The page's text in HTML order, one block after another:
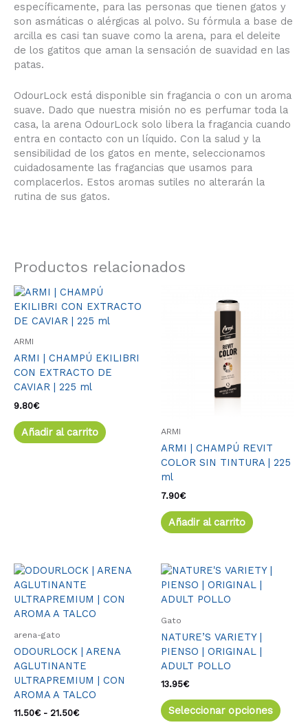
específicamente, para las personas que tienen gatos y
son asmáticas o alérgicas al polvo. Su fórmula a base de
arcilla es casi tan suave como la arena, para el deleite
de los gatitos que aman la sensación de suavidad en las
patas.
OdourLock está disponible sin fragancia o con un aroma
suave. Dado que nuestra misión no es perfumar toda la
casa, la arena OdourLock solo libera la fragancia cuando
entra en contacto con un líquido. Con la salud y la
sensibilidad de los gatos en mente, seleccionamos
cuidadosamente las fragancias que usamos para
complacerlos. Estos aromas sutiles no alterarán la
rutina de sus gatos.
Productos relacionados
ARMI
ARMI | CHAMPÚ EKILIBRI
CON EXTRACTO DE
CAVIAR | 225 ml
9.80€
Añadir al carrito ARMI
ARMI | CHAMPÚ REVIT
COLOR SIN TINTURA | 225
ml
7.90€
Añadir al carrito
arena-gato
ODOURLOCK | ARENA
AGLUTINANTE
ULTRAPREMIUM | CON
AROMA A TALCO
11.50€ - 21.50€
Rango
de
desde
11.50€
producto
variantes.
opciones
pueden
Gato
NATURE’S VARIETY |
PIENSO | ORIGINAL |
ADULT POLLO
13.95€
Seleccionar opciones en